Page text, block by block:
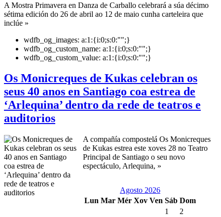
A Mostra Primavera en Danza de Carballo celebrará a súa décimo
sétima edición do 26 de abril ao 12 de maio cunha carteleira que
inclúe »
wdfb_og_images: a:1:{i:0;s:0:"";}
wdfb_og_custom_name: a:1:{i:0;s:0:"";}
wdfb_og_custom_value: a:1:{i:0;s:0:"";}
Os Monicreques de Kukas celebran os
seus 40 anos en Santiago coa estrea de
‘Arlequina’ dentro da rede de teatros e
auditorios
A compañía compostelá Os Monicreques
de Kukas estrea este xoves 28 no Teatro
Principal de Santiago o seu novo
espectáculo, Arlequina, »
Agosto 2026
Lun Mar Mér Xov Ven Sáb Dom
1
2